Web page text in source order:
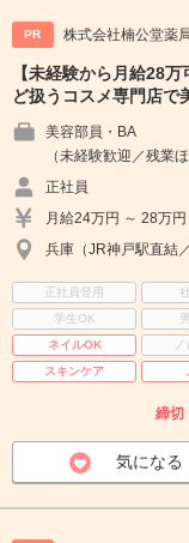
PR 株式会社楠公堂薬
【未経験から月給28
ど扱うコスメ専門店で
美容部員・BA
（未経験歓迎／残業
正社員
月給24万円 ～ 28万円
兵庫（JR神戸駅直結
正社員登用
学生OK
ネイルOK
スキンケア
締切
気になる